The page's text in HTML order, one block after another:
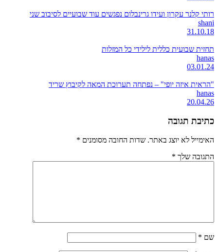
רותי קלנר עקרון ועידו גרינבלום נפגשים עוד שבועיים לסיבוב שני
shani
31.10.18
תחזית שבועית כללית לילידי כל המזלות
hanas
03.01.24
"הראית איזה יופי" – נפתחה תערוכת המאה לקיבוץ שריד
hanas
20.04.26
כתיבת תגובה
האימייל לא יוצג באתר. שדות החובה מסומנים *
התגובה שלך *
שם *